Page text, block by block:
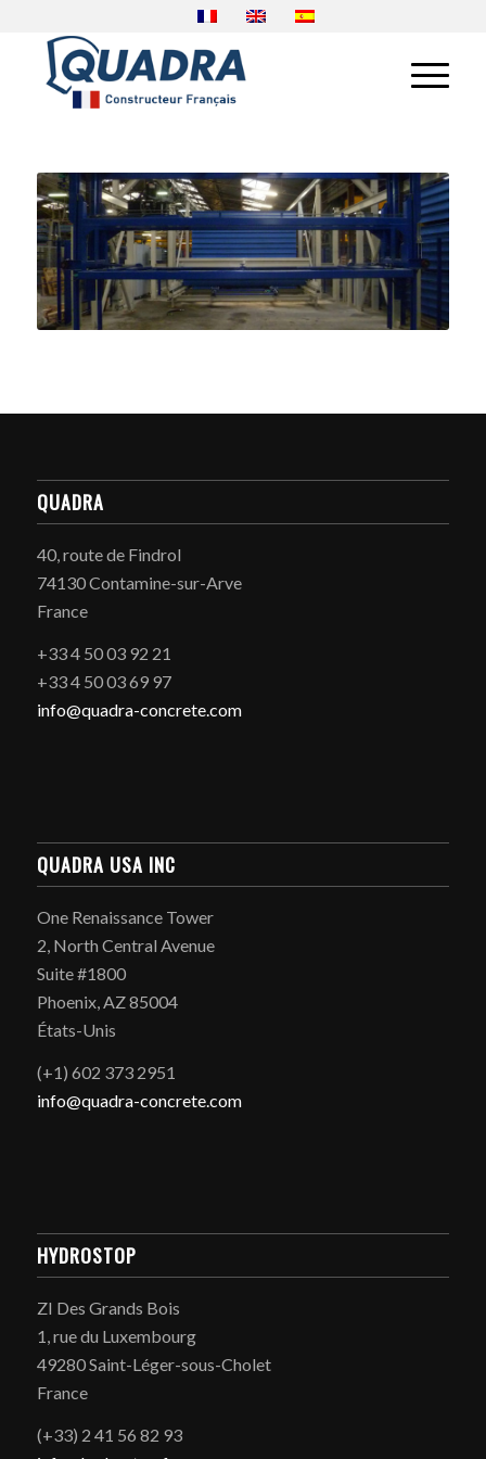
QUADRA
40, route de Findrol
74130 Contamine-sur-Arve
France
+33 4 50 03 92 21
+33 4 50 03 69 97
info@quadra-concrete.com
QUADRA USA INC
One Renaissance Tower
2, North Central Avenue
Suite #1800
Phoenix, AZ 85004
États-Unis
(+1) 602 373 2951
info@quadra-concrete.com
HYDROSTOP
ZI Des Grands Bois
1, rue du Luxembourg
49280 Saint-Léger-sous-Cholet
France
(+33) 2 41 56 82 93